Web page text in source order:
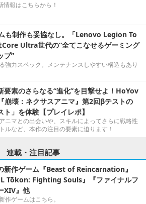
情報はこちらから！
も制作も妥協なし。「Lenovo Legion To
Ultra世代の“全てこなせるゲーミング
プ”
強力スペック。メンテナンスしやすい構造もあり
要素のさらなる“進化”を目撃せよ！HoYov
崩壊：ネクサスアニマ』第2回βテストの
ト」を体験【プレイレポ】
ニマとの出会いや、スキルによってさらに戦略性
ルなど、本作の注目の要素に迫ります！
連載・注目記事
新作ゲーム『Beast of Reincarnation』
Tōkon: Fighting Souls』『ファイナルフ
XIV』他
作ゲームはこちら。